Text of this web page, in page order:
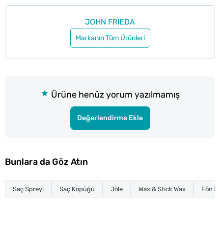
JOHN FRIEDA
Markanın Tüm Ürünleri
Ürüne henüz yorum yazılmamış
Değerlendirme Ekle
Bunlara da Göz Atın
Saç Spreyi Saç Köpüğü Jöle Wax & Stick Wax Fön